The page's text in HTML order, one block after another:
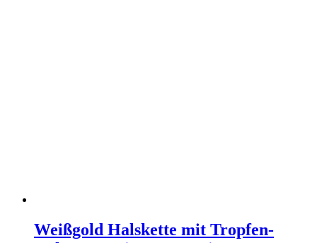
Weißgold Halskette mit Tropfen-